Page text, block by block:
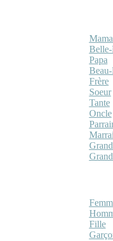
Papa
Beau-
Frère
Soeur
Tante
Oncle
Fille